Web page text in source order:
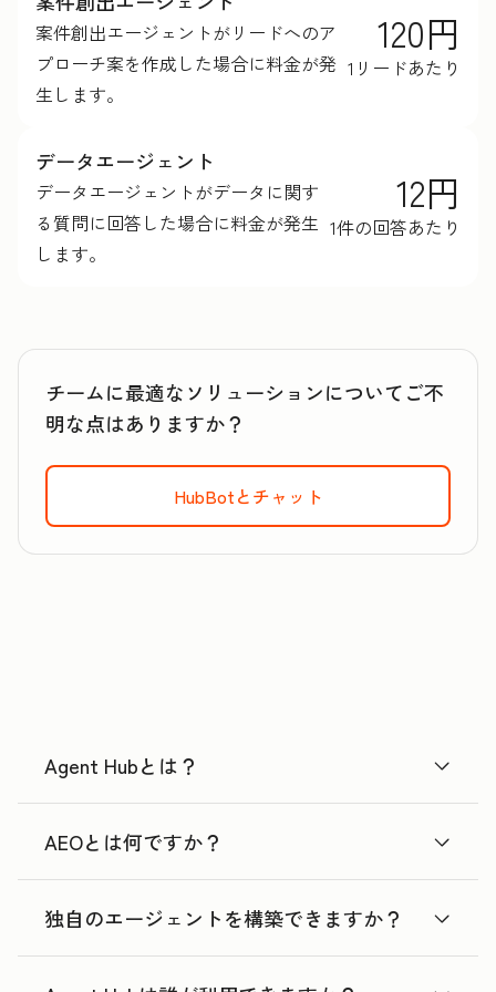
案件創出エージェントがリードへのア
プローチ案を作成した場合に料金が発
生します。
120円
1リードあたり
データエージェント
データエージェントがデータに関す
る質問に回答した場合に料金が発生
します。
12円
1件の回答あたり
チームに最適なソリューションについてご不
明な点はありますか？
HubBotとチャット
Agent Hubとは？
AEOとは何ですか？
独自のエージェントを構築できますか？